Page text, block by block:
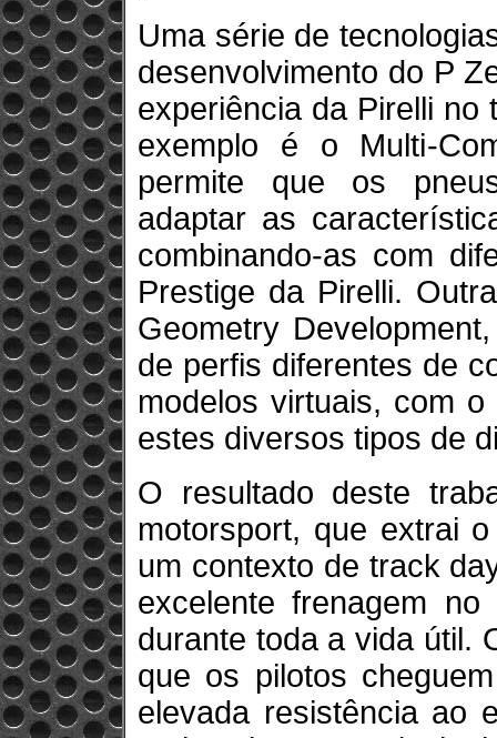
Uma série de
desenvolvimento do P
experiência da Pirelli no
exemplo é o Multi-
permite que os
adaptar as
combinando-as com
Prestige da Pirelli.
Geometry
de perfis diferentes de
modelos virtuais, com
estes diversos tipos de
O resultado deste
motorsport, que extrai
um contexto de track
excelente frenagem
durante toda a vida útil.
que os pilotos
elevada resistência ao